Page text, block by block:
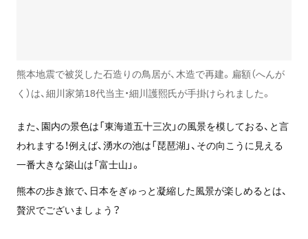
熊本地震で被災した石造りの鳥居が、木造で再建。扁額（へんが
く）は、細川家第18代当主・細川護熙氏が手掛けられました。
また、園内の景色は「東海道五十三次」の風景を模しておる、と言
われまする！例えば、湧水の池は「琵琶湖」、その向こうに見える
一番大きな築山は「富士山」。
熊本の歩き旅で、日本をぎゅっと凝縮した風景が楽しめるとは、
贅沢でございましょう？